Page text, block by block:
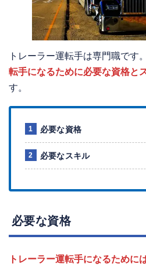
トレーラー運転手は専門職です
転手になるために必要な資格と
す。
必要な資格
必要なスキル
必要な資格
トレーラー運転手になるために